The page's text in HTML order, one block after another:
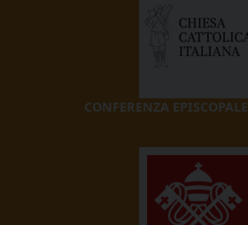
CONFERENZA